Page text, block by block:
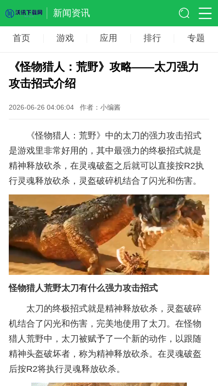
新闻资讯
首页 游戏 应用 排行 专题
《怪物猎人：荒野》攻略——太刀强力
攻击招式介绍
2026-06-26 04:06:04 作者：小编酱
《怪物猎人：荒野》中的太刀的强力攻击招式
是游戏里非常好用的，其中最强力的终极招式就是
精神释放砍杀，在灵魂破盔之后就可以直接按R2执
行灵魂释放砍杀，灵盔破碎机结合了闪光和伤害。
怪物猎人荒野太刀有什么强力攻击招式
太刀的终极招式就是精神释放砍杀，灵盔破碎
机结合了闪光和伤害，完美地使用了太刀。在怪物
猎人荒野中，太刀被赋予了一个新的动作，以跟随
精神头盔破坏者，称为精神释放砍杀。在灵魂破盔
后按R2将执行灵魂释放砍杀。